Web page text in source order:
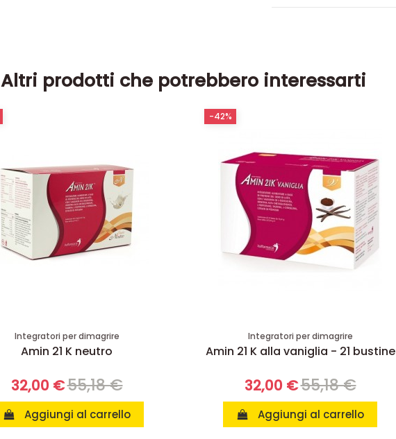
Altri prodotti che potrebbero interessarti
Integratori per dimagrire
Amin 21 K neutro
32,00 €55,18 €
Aggiungi al carrello
Integratori per dimagrire
Amin 21 K alla vaniglia - 21 bustine
32,00 €55,18 €
Aggiungi al carrello
-42%